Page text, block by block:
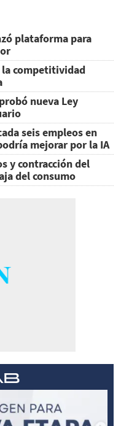
plataforma para
competitividad
nueva Ley
seis empleos en
mejorar por la IA
y contracción del
del consumo